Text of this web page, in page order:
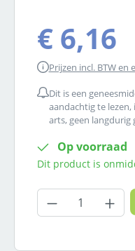
€ 6,16
Prijzen incl. BTW en
Dit is een
aandachtig te
arts, geen langdurig
Op voorraad
Dit product is